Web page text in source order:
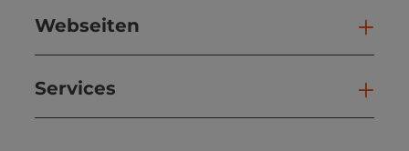
Webseiten
Services